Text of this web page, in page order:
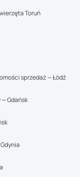
Toruń
sprzedaż — Łódź
— Gdańsk